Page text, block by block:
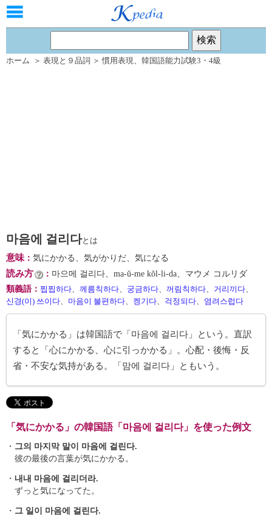
ホーム ＞ 表現と９品詞 ＞ 慣用表現、 韓国語能力試験3・4級
마음에 걸리다とは
意味： 気にかかる、気がかりだ、気になる
読み方 ： 마으메 걸리다、ma-ŭ-me kŏl-li-da、マウメ コルリダ
類義語 ： 찝찝하다、 께름칙하다、 궁금하다、 꺼림칙하다、 거리끼다、
신경(이) 쓰이다、 마음이 불편하다、 켕기다、 걱정되다、 염려스럽다
「気にかかる」は韓国語で「마음에 걸리다」という。直訳
すると「心にかかる、心に引っかかる」。心配・後悔・反
省・不安な気持がある。「맘에 걸리다」ともいう。
「気にかかる」の韓国語「마음에 걸리다」を使った例文
・ 그의 마지막 말이 마음에 걸린다.
彼の最後の言葉が気にかかる。
・ 내내 마음에 걸리더라.
ずっと気になってた。
・ 그 일이 마음에 걸린다.